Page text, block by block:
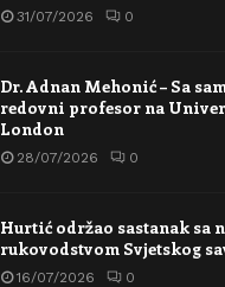
31/07/2026 0
Dr. Adnan Mehonić – Sa
redovni profesor na
London
28/07/2026 0
Hurtić održao sastanak sa
rukovodstvom Svjetskog
16/07/2026 0